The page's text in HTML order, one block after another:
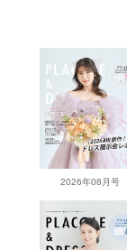
2026年08月号